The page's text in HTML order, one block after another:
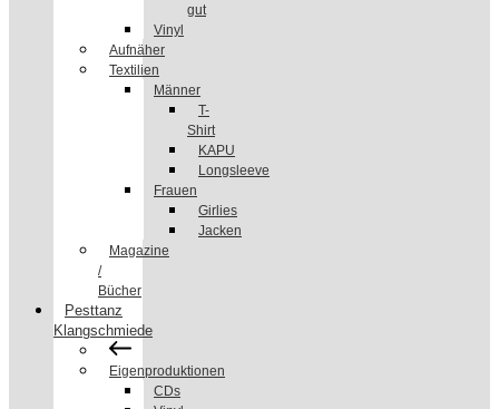
gut
Vinyl
Aufnäher
Textilien
Männer
T-
Shirt
KAPU
Longsleeve
Frauen
Girlies
Jacken
Magazine
/
Bücher
Pesttanz
Klangschmiede
Eigenproduktionen
CDs